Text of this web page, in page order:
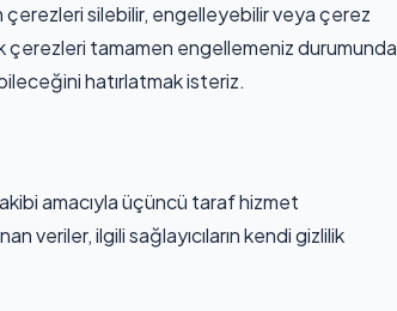
çerezleri silebilir, engelleyebilir veya çerez
çerezleri tamamen engellemeniz durumunda
hatırlatmak isteriz.
amacıyla üçüncü taraf hizmet
veriler, ilgili sağlayıcıların kendi gizlilik